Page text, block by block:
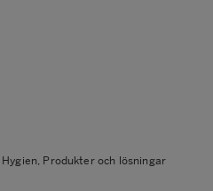
Hygien, Produkter och lösningar